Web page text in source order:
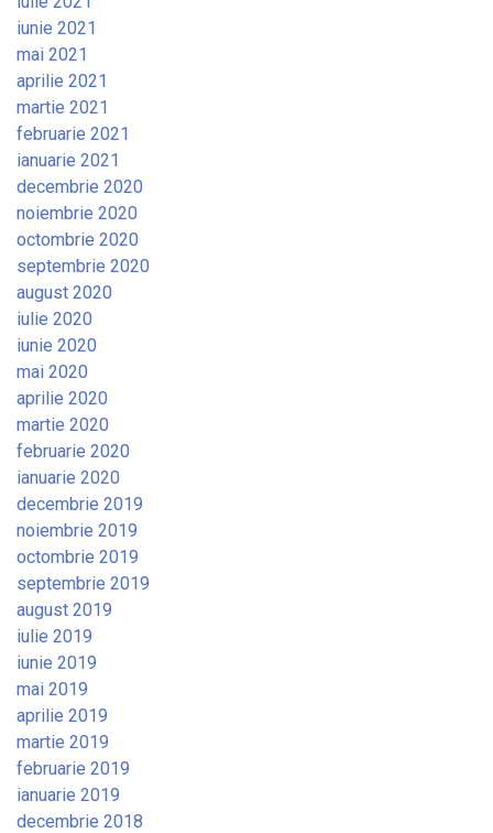
iunie 2021
mai 2021
aprilie 2021
martie 2021
februarie 2021
ianuarie 2021
decembrie 2020
noiembrie 2020
octombrie 2020
septembrie 2020
august 2020
iulie 2020
iunie 2020
mai 2020
aprilie 2020
martie 2020
februarie 2020
ianuarie 2020
decembrie 2019
noiembrie 2019
octombrie 2019
septembrie 2019
august 2019
iulie 2019
iunie 2019
mai 2019
aprilie 2019
martie 2019
februarie 2019
ianuarie 2019
decembrie 2018